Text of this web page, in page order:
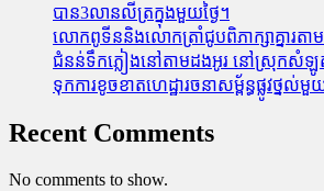
បាន3លានលីត្រក្នុងមួយថ្ងៃ។
លោកពូទីននិងលោកត្រាំជូបពិភាក្សាគ្នារត
ជំនន់​ទឹកភ្លៀង​នៅ​តាម​ដងអូរ​ នៅ​ស្រុក​
ទុក​ការ​ខូចខាត​ហេដ្ឋារចនាសម្ព័ន្ធ​ផ្លូវថ្នល់​
Recent Comments
No comments to show.